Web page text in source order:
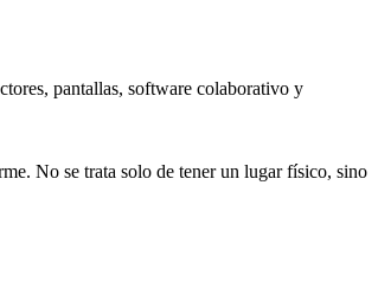
pantallas, software colaborativo y
No se trata solo de tener un lugar físico, sino